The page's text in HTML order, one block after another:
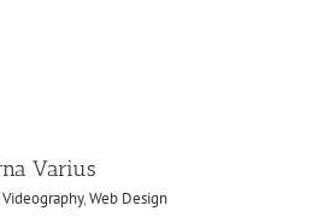
Varius
Videography,Web Design